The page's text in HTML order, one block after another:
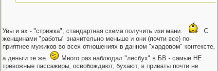
Увы и ах - "стрижка", стандартная схема получить изи мани.
С
женщинами "работы" значительно меньше и они (почти все) по-
приятнее мужиков во всех отношениях в данном "хардовом" контексте,
а деньги те же.
Много раз наблюдал "лесбух" в БВ - самые НЕ
тревожные пассажиры, освобождают, бухают, в приваты почти не